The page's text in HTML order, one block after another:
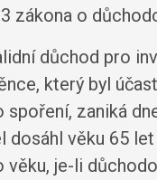
zákona o
důchod pro
který byl
spoření, zaniká
dosáhl věku 65
věku, je-li